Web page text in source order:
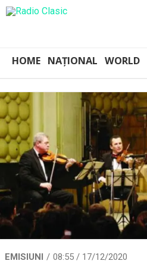
HOME NAȚIONAL WORLD
EMISIUNI 08:55 / 17/12/2020